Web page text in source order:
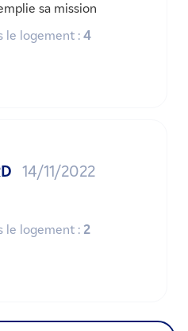
sa mission
le logement : 4
14/11/2022
le logement : 2